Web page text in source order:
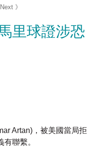
》
里球證涉恐
Artan)，被美國當局拒
聯繫。